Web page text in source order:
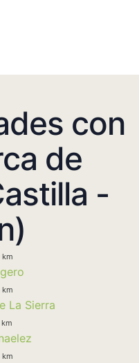
con
de
-
km
km
La Sierra
km
km